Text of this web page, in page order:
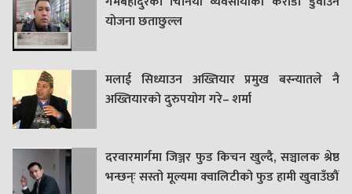
याेजना छताछुल्ल
मलाई सिध्याउन अख्तियार प्रमुख बस्न्यातले नै
अख्तियारको दुरुपयोग गरे– शर्मा
दरवारमार्गमा जिञ्जर फुड किचन खुल्दै, सञ्चालक श्रेष्ठ
भन्छन्ः सस्तो मूल्यमा क्वालिटीको फुड हामी खुवाउँछौं